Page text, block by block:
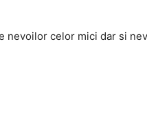
nevoilor celor mici dar si